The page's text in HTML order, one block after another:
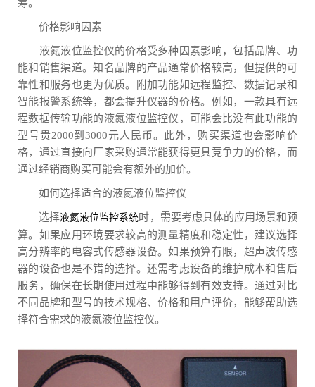
筹。
价格影响因素
液氮液位监控仪的价格受多种因素影响，包括品牌、功
能和销售渠道。知名品牌的产品通常价格较高，但提供的可
靠性和服务也更为优质。附加功能如远程监控、数据记录和
智能报警系统等，都会提升仪器的价格。例如，一款具有远
程数据传输功能的液氮液位监控仪，可能会比没有此功能的
型号贵2000到3000元人民币。此外，购买渠道也会影响价
格，通过直接向厂家采购通常能获得更具竞争力的价格，而
通过经销商购买可能会有额外的加价。
如何选择适合的液氮液位监控仪
选择液氮液位监控系统时，需要考虑具体的应用场景和预
算。如果应用环境要求较高的测量精度和稳定性，建议选择
高分辨率的电容式传感器设备。如果预算有限，超声波传感
器的设备也是不错的选择。还需考虑设备的维护成本和售后
服务，确保在长期使用过程中能够得到有效支持。通过对比
不同品牌和型号的技术规格、价格和用户评价，能够帮助选
择符合需求的液氮液位监控仪。